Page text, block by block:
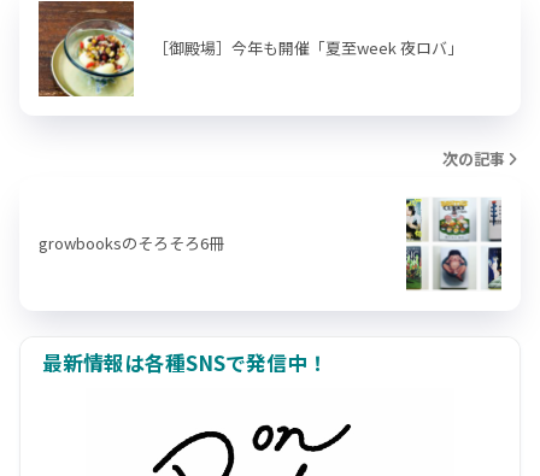
［御殿場］今年も開催「夏至week 夜ロバ」
次の記事
growbooksのそろそろ6冊
最新情報は各種SNSで発信中！